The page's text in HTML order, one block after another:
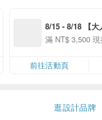
8/15 - 8/18 【大
季】滿
50
滿 NT$ 3,500
前往活動頁
逛設計品牌